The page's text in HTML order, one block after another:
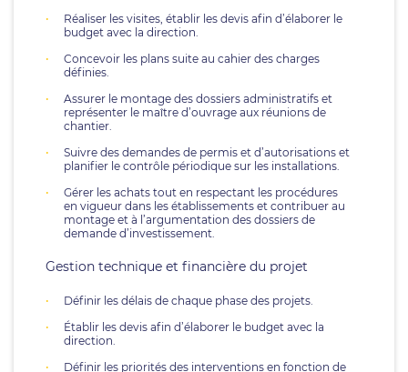
Réaliser les visites, établir les devis afin d’élaborer le
budget avec la direction.
Concevoir les plans suite au cahier des charges
définies.
Assurer le montage des dossiers administratifs et
représenter le maître d’ouvrage aux réunions de
chantier.
Suivre des demandes de permis et d’autorisations et
planifier le contrôle périodique sur les installations.
Gérer les achats tout en respectant les procédures
en vigueur dans les établissements et contribuer au
montage et à l’argumentation des dossiers de
demande d’investissement.
Gestion technique et financière du projet
Définir les délais de chaque phase des projets.
Établir les devis afin d’élaborer le budget avec la
direction.
Définir les priorités des interventions en fonction de